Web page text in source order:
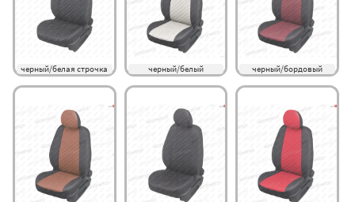
черный/белая строчка черный/белый черный/бордовый